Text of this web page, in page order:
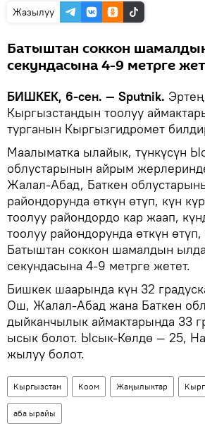
Жазылуу
Батыштан соккон
секундасына 4-9 метрге
БИШКЕК, 6-сен. — Sputnik.
Кыргызстандын тоолуу
турганын Кыргызгидромет
Маалыматка ылайык, түнкүсүн
облустарынын айрым
Жалал-Абад, Баткен
райондорунда өткүн өтүп, күн
тоолуу райондордо кар жаап,
тоолуу райондорунда өткүн өтүп,
Батыштан соккон шамалдын
секундасына 4-9 метрге жетет.
Бишкек шаарында күн 32
Ош, Жалал-Абад жана Баткен
дыйканчылык аймактарында 33
ысык болот. Ысык-Көлдө — 25,
жылуу болот.
Кыргызстан Коом Жаңылыктар
аба ырайы